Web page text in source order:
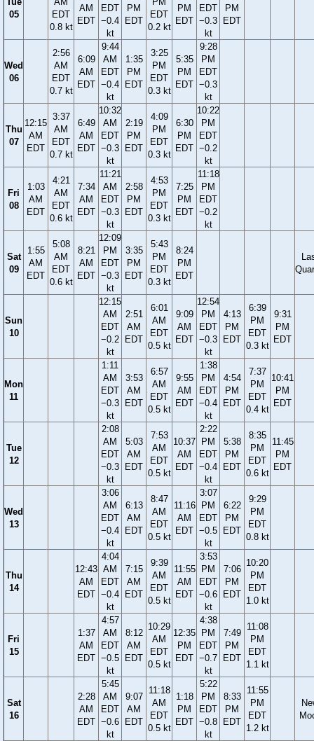
05
EDT
0.8 kt
AM
EDT
EDT
−0.4
kt
PM
EDT
EDT
0.2 kt
PM
EDT
EDT
−0.3
kt
PM
EDT
Wed
06
2:56
AM
EDT
0.7 kt
6:09
AM
EDT
9:44
AM
EDT
−0.4
kt
1:35
PM
EDT
3:25
PM
EDT
0.3 kt
5:35
PM
EDT
9:28
PM
EDT
−0.3
kt
Thu
07
12:15
AM
EDT
3:37
AM
EDT
0.7 kt
6:49
AM
EDT
10:32
AM
EDT
−0.3
kt
2:19
PM
EDT
4:09
PM
EDT
0.3 kt
6:30
PM
EDT
10:22
PM
EDT
−0.2
kt
Fri
08
1:03
AM
EDT
4:21
AM
EDT
0.6 kt
7:34
AM
EDT
11:21
AM
EDT
−0.3
kt
2:58
PM
EDT
4:53
PM
EDT
0.3 kt
7:25
PM
EDT
11:18
PM
EDT
−0.2
kt
Sat
09
1:55
AM
EDT
5:08
AM
EDT
0.6 kt
8:21
AM
EDT
12:09
PM
EDT
−0.3
kt
3:35
PM
EDT
5:43
PM
EDT
0.3 kt
8:24
PM
EDT
Sun
10
12:15
AM
EDT
−0.2
kt
2:51
AM
EDT
6:01
AM
EDT
0.5 kt
9:09
AM
EDT
12:54
PM
EDT
−0.3
kt
4:13
PM
EDT
6:39
PM
EDT
0.3 kt
9:31
PM
EDT
Mon
11
1:11
AM
EDT
−0.3
kt
3:53
AM
EDT
6:57
AM
EDT
0.5 kt
9:55
AM
EDT
1:38
PM
EDT
−0.4
kt
4:54
PM
EDT
7:37
PM
EDT
0.4 kt
10:41
PM
EDT
Tue
12
2:08
AM
EDT
−0.3
kt
5:03
AM
EDT
7:53
AM
EDT
0.5 kt
10:37
AM
EDT
2:22
PM
EDT
−0.4
kt
5:38
PM
EDT
8:35
PM
EDT
0.6 kt
11:45
PM
EDT
Wed
13
3:06
AM
EDT
−0.4
kt
6:13
AM
EDT
8:47
AM
EDT
0.5 kt
11:16
AM
EDT
3:07
PM
EDT
−0.5
kt
6:22
PM
EDT
9:29
PM
EDT
0.8 kt
Thu
14
12:43
AM
EDT
4:04
AM
EDT
−0.4
kt
7:15
AM
EDT
9:39
AM
EDT
0.5 kt
11:55
AM
EDT
3:53
PM
EDT
−0.6
kt
7:06
PM
EDT
10:20
PM
EDT
1.0 kt
Fri
15
1:37
AM
EDT
4:57
AM
EDT
−0.5
kt
8:12
AM
EDT
10:29
AM
EDT
0.5 kt
12:35
PM
EDT
4:38
PM
EDT
−0.7
kt
7:49
PM
EDT
11:08
PM
EDT
1.1 kt
Sat
16
2:28
AM
EDT
5:45
AM
EDT
−0.6
kt
9:07
AM
EDT
11:18
AM
EDT
0.5 kt
1:18
PM
EDT
5:22
PM
EDT
−0.8
kt
8:33
PM
EDT
11:55
PM
EDT
1.2 kt